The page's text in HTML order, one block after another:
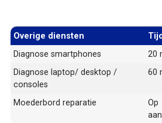
Overige diensten
Diagnose smartphones
20
Diagnose laptop/ desktop /
consoles
60
Moederbord reparatie
Op